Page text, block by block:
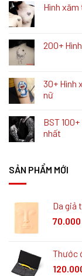
Hình
200+
30+ Hình
nữ
BST
nhất
SẢN PHẨM MỚI
Da giả
70.000
Thước